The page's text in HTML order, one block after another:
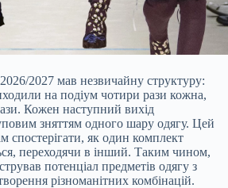
2027 мав незвичайну структуру:
на подіум чотири рази кожна,
Кожен наступний вихід
зняттям одного шару одягу. Цей
спостерігати, як один комплект
переходячи в інший. Таким чином,
потенціал предметів одягу з
різноманітних комбінацій.